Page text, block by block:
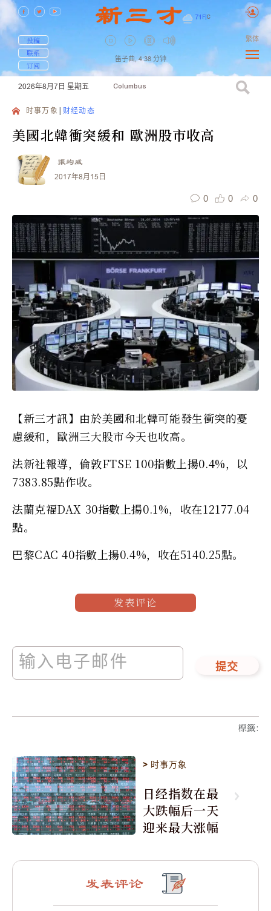
71 F| C
投稿
联系
订阅
笛子曲, 4:38 分钟
繁体
2026年8月7日 星期五 Columbus
时事万象 财经动态
美國北韓衝突緩和 歐洲股市收高
張均威
2017年8月15日
0 0 0
【新三才訊】由於美國和北韓可能發生衝突的憂
慮緩和，歐洲三大股市今天也收高。
法新社報導，倫敦FTSE 100指數上揚0.4%，以
7383.85點作收。
法蘭克福DAX 30指數上揚0.1%，收在12177.04
點。
巴黎CAC 40指數上揚0.4%，收在5140.25點。
发表评论
提交
標籤:
> 时事万象
日经指数在最
大跌幅后一天
迎来最大涨幅
发表评论